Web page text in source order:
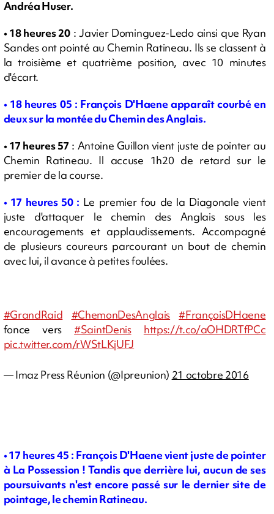
Andréa Huser.
• 18 heures 20: Javier Dominguez-Ledo ainsi que Ryan
Sandes ont pointé au Chemin Ratineau. Ils se classent à
la troisième et quatrième position, avec 10 minutes
d'écart.
• 18 heures 05 : François D'Haene apparaît courbé en
deux sur la montée du Chemin des Anglais.
• 17 heures 57 : Antoine Guillon vient juste de pointer au
Chemin Ratineau. Il accuse 1h20 de retard sur le
premier de la course.
• 17 heures 50 : Le premier fou de la Diagonale vient
juste d'attaquer le chemin des Anglais sous les
encouragements et applaudissements. Accompagné
de plusieurs coureurs parcourant un bout de chemin
avec lui, il avance à petites foulées.
#GrandRaid #ChemonDesAnglais
#FrançoisDHaene
fonce vers#SaintDenis
https://t.co/aOHDRTfPCc
pic.twitter.com/rWStLKjUFJ
— Imaz Press Réunion (@Ipreunion) 21 octobre 2016
•17 heures 45 : François D'Haene vient juste de pointer
à La Possession ! Tandis que derrière lui, aucun de ses
poursuivants n'est encore passé sur le dernier site de
pointage, le chemin Ratineau.